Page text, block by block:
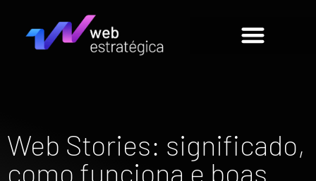
Web Stories: significado,
como funciona e boas